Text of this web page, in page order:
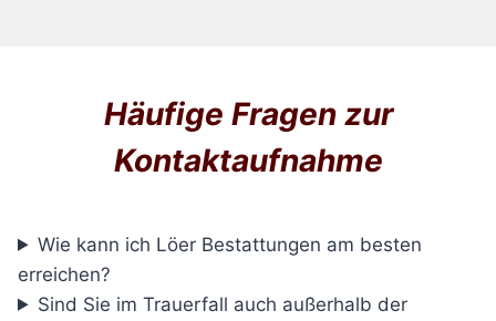
Häufige Fragen zur
Kontaktaufnahme
Wie kann ich Löer Bestattungen am besten
erreichen?
Sind Sie im Trauerfall auch außerhalb der